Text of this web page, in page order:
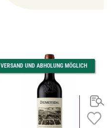
VERSAND UND ABHOLUNG MÖGLICH